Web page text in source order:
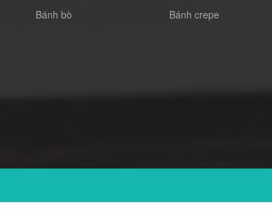
Bánh bò
Bánh crepe